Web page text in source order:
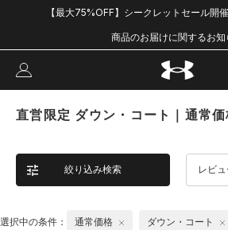
【最大75%OFF】シークレットセール開
商品のお届けに関するお知
直営限定 ダウン・コート｜通常価
絞り込み検索 レビ
選択中の条件： 通常価格 ダウン・コート